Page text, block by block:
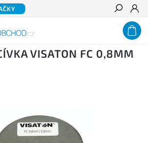
Hledat
výhybky /
Feritová cívka VISATON FC
VISATON FC 0,8MM